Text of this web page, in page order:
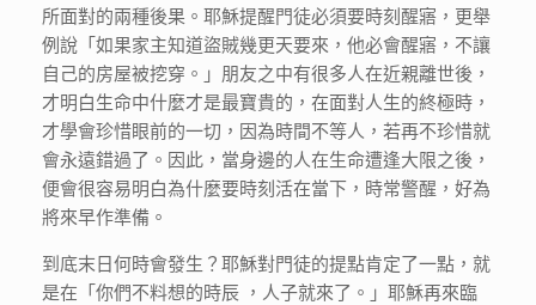
所面對的兩種後果。耶穌提醒門徒必須要時刻醒寤，更舉
例說「如果家主知道盜賊幾更天要來，他必會醒寤，不讓
自己的房屋被挖穿。」朋友之中有很多人在近親離世後，
才明白生命中什麼才是最寶貴的，在面對人生的終極時，
才學會珍惜眼前的一切，因為時間不等人，若再不珍惜就
會永遠錯過了。因此，當身邊的人在生命遭逢大限之後，
便會很容易明白為什麼要時刻活在當下，時常警醒，好為
將來早作準備。
到底末日何時會發生？耶穌對門徒的提點肯定了一點，就
是在「你們不料想的時辰 ，人子就來了。」耶穌再來臨